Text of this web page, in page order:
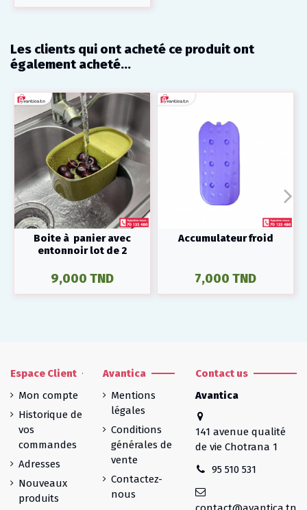
Les clients qui ont acheté ce produit ont
également acheté...
Boite à panier avec
entonnoir lot de 2
9,000 TND
Accumulateur froid
7,000 TND
Espace Client
Mon compte
Historique de
vos
commandes
Adresses
Nouveaux
produits
Avantica
Mentions
légales
Conditions
générales de
vente
Contactez-
nous
Contact us
Avantica
141 avenue qualité
de vie Chotrana 1
95 510 531